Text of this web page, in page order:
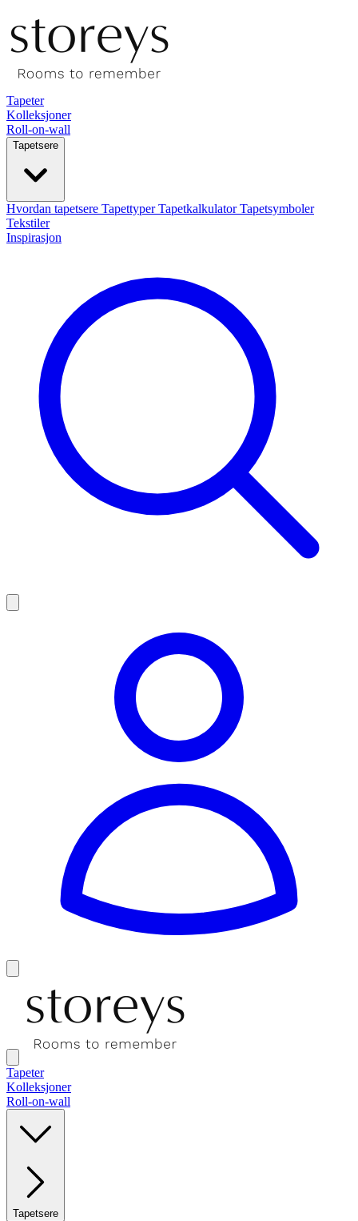
Tapeter
Kolleksjoner
Roll-on-wall
Tapetsere
Hvordan tapetsere TapettyperTapetkalkulatorTapetsymboler
Tekstiler
Inspirasjon
Tapeter
Kolleksjoner
Roll-on-wall
Tapetsere